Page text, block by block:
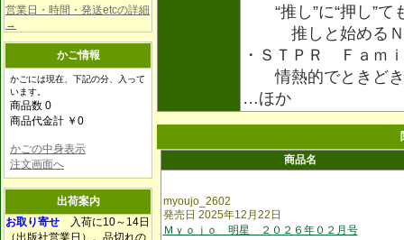
営業日・時間・発送etcの詳細
→
かご情報
かごには現在、下記の分、入って
います。
商品数 0
商品代金計 ￥0
かごの中身表示
注文画面へ
出荷案内
お取り寄せ 入荷に10～14日
（出版社営業日）。品切れの
“推し”に“押し”て
推しと始めるＮ
・ＳＴＰＲ Ｆａｍ
情熱的でときどき
…ほか
商品名
myoujo_2602
発売日 2025年12月22日
Ｍｙｏｊｏ 明星 ２０２６年０２月号